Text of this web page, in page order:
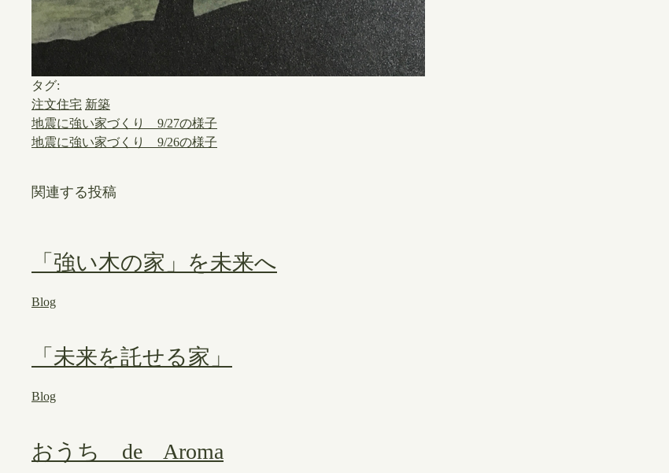
タグ:
注文住宅 新築
地震に強い家づくり 9/27の様子
地震に強い家づくり 9/26の様子
関連する投稿
「強い木の家」を未来へ
Blog
「未来を託せる家」
Blog
おうち de Aroma